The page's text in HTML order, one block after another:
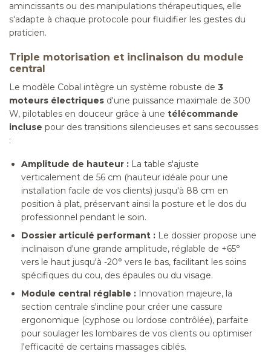
amincissants ou des manipulations thérapeutiques, elle
s'adapte à chaque protocole pour fluidifier les gestes du
praticien.
Triple motorisation et inclinaison du module
central
Le modèle Cobal intègre un système robuste de 3
moteurs électriques d'une puissance maximale de 300
W, pilotables en douceur grâce à une télécommande
incluse pour des transitions silencieuses et sans secousses
:
Amplitude de hauteur : La table s'ajuste
verticalement de 56 cm (hauteur idéale pour une
installation facile de vos clients) jusqu'à 88 cm en
position à plat, préservant ainsi la posture et le dos du
professionnel pendant le soin.
Dossier articulé performant : Le dossier propose une
inclinaison d'une grande amplitude, réglable de +65°
vers le haut jusqu'à -20° vers le bas, facilitant les soins
spécifiques du cou, des épaules ou du visage.
Module central réglable : Innovation majeure, la
section centrale s'incline pour créer une cassure
ergonomique (cyphose ou lordose contrôlée), parfaite
pour soulager les lombaires de vos clients ou optimiser
l'efficacité de certains massages ciblés.